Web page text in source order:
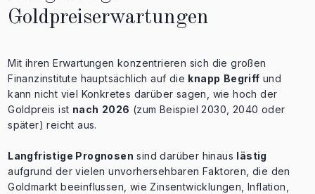
Goldpreiserwartungen
Mit ihren Erwartungen konzentrieren sich die großen
Finanzinstitute hauptsächlich auf die knapp Begriff und
kann nicht viel Konkretes darüber sagen, wie hoch der
Goldpreis ist nach 2026 (zum Beispiel 2030, 2040 oder
später) reicht aus.
Langfristige Prognosen sind darüber hinaus lästig
aufgrund der vielen unvorhersehbaren Faktoren, die den
Goldmarkt beeinflussen, wie Zinsentwicklungen, Inflation,